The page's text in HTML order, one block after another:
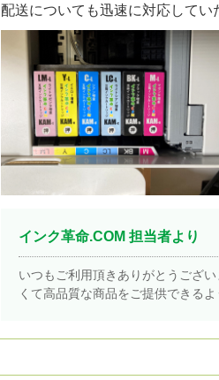
配送についても迅速に対応してい
インク革命.COM 担当者より
いつもご利用頂きありがとうござ
くて高品質な商品をご提供できる